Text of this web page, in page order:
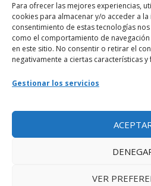
Para ofrecer las mejores experiencias,
cookies para almacenar y/o acceder a
consentimiento de estas tecnologías
como el comportamiento de
en este sitio. No consentir o retirar el
negativamente a ciertas características y
Gestionar los servicios
VER
Webmaster
Nuestro e-mail:
Ir al grupo de